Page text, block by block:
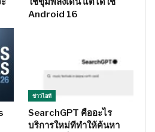
Android 16
ข่าวไอที
SearchGPT คืออะไร
บริการใหม่ทีทำให้ค้นหา